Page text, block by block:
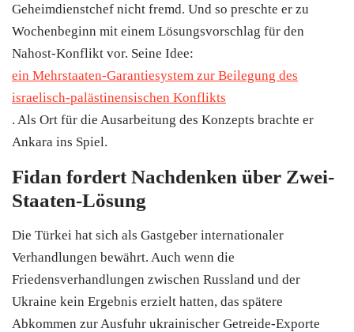
Geheimdienstchef nicht fremd. Und so preschte er zu
Wochenbeginn mit einem Lösungsvorschlag für den
Nahost-Konflikt vor. Seine Idee:
ein Mehrstaaten-Garantiesystem zur Beilegung des
israelisch-palästinensischen Konflikts
. Als Ort für die Ausarbeitung des Konzepts brachte er
Ankara ins Spiel.
Fidan fordert Nachdenken über Zwei-
Staaten-Lösung
Die Türkei hat sich als Gastgeber internationaler
Verhandlungen bewährt. Auch wenn die
Friedensverhandlungen zwischen Russland und der
Ukraine kein Ergebnis erzielt hatten, das spätere
Abkommen zur Ausfuhr ukrainischer Getreide-Exporte